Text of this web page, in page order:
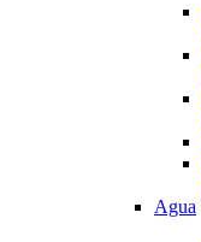
Agua